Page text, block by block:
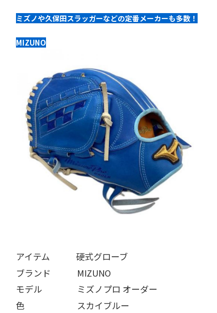
ミズノや久保田スラッガーなどの定番メーカーも多数！
MIZUNO
アイテム   硬式グローブ
ブランド   MIZUNO
モデル    ミズノプロ オーダー
色      スカイブルー